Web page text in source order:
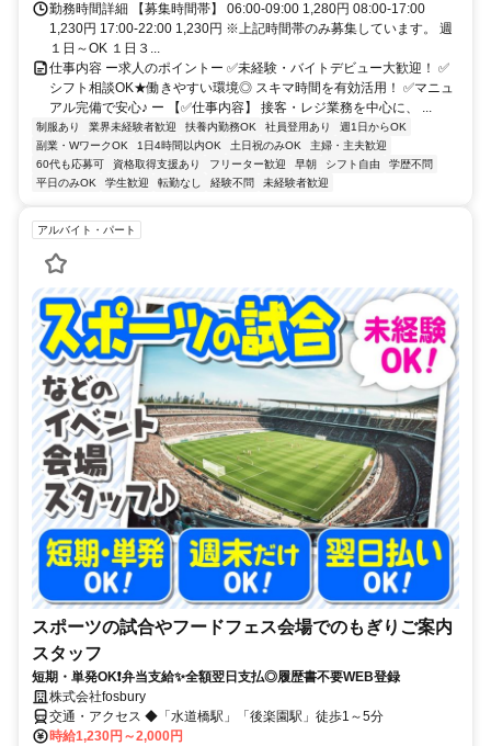
勤務時間詳細 【募集時間帯】 06:00-09:00 1,280円 08:00-17:00
1,230円 17:00-22:00 1,230円 ※上記時間帯のみ募集しています。 週
１日～OK １日３...
仕事内容 ー求人のポイントー ✅未経験・バイトデビュー大歓迎！ ✅
シフト相談OK★働きやすい環境◎ スキマ時間を有効活用！ ✅マニュ
アル完備で安心♪ ー 【✅仕事内容】 接客・レジ業務を中心に、 ...
制服あり 業界未経験者歓迎 扶養内勤務OK 社員登用あり
週1日からOK
副業・WワークOK
1日4時間以内OK 土日祝のみOK
主婦・主夫歓迎
60代も応募可
資格取得支援あり フリーター歓迎 早朝 シフト自由
学歴不問
平日のみOK
学生歓迎 転勤なし 経験不問 未経験者歓迎
アルバイト・パート
スポーツの試合やフードフェス会場でのもぎりご案内
スタッフ
短期・単発OK❗弁当支給✨全額翌日支払◎履歴書不要WEB登録
株式会社fosbury
交通・アクセス ◆「水道橋駅」「後楽園駅」徒歩1～5分
時給1,230円～2,000円